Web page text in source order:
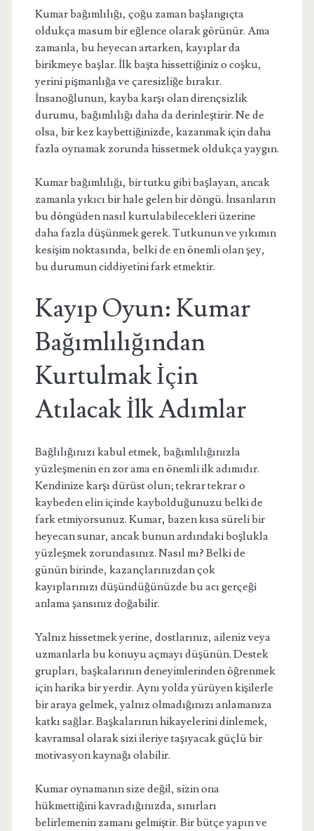
Kumar bağımlılığı, çoğu zaman başlangıçta
oldukça masum bir eğlence olarak görünür. Ama
zamanla, bu heyecan artarken, kayıplar da
birikmeye başlar. İlk başta hissettiğiniz o coşku,
yerini pişmanlığa ve çaresizliğe bırakır.
İnsanoğlunun, kayba karşı olan dirençsizlik
durumu, bağımlılığı daha da derinleştirir. Ne de
olsa, bir kez kaybettiğinizde, kazanmak için daha
fazla oynamak zorunda hissetmek oldukça yaygın.
Kumar bağımlılığı, bir tutku gibi başlayan, ancak
zamanla yıkıcı bir hale gelen bir döngü. İnsanların
bu döngüden nasıl kurtulabilecekleri üzerine
daha fazla düşünmek gerek. Tutkunun ve yıkımın
kesişim noktasında, belki de en önemli olan şey,
bu durumun ciddiyetini fark etmektir.
Kayıp Oyun: Kumar
Bağımlılığından
Kurtulmak İçin
Atılacak İlk Adımlar
Bağlılığınızı kabul etmek, bağımlılığınızla
yüzleşmenin en zor ama en önemli ilk adımıdır.
Kendinize karşı dürüst olun; tekrar tekrar o
kaybeden elin içinde kaybolduğunuzu belki de
fark etmiyorsunuz. Kumar, bazen kısa süreli bir
heyecan sunar, ancak bunun ardındaki boşlukla
yüzleşmek zorundasınız. Nasıl mı? Belki de
günün birinde, kazançlarınızdan çok
kayıplarınızı düşündüğünüzde bu acı gerçeği
anlama şansınız doğabilir.
Yalnız hissetmek yerine, dostlarınız, aileniz veya
uzmanlarla bu konuyu açmayı düşünün. Destek
grupları, başkalarının deneyimlerinden öğrenmek
için harika bir yerdir. Aynı yolda yürüyen kişilerle
bir araya gelmek, yalnız olmadığınızı anlamanıza
katkı sağlar. Başkalarının hikayelerini dinlemek,
kavramsal olarak sizi ileriye taşıyacak güçlü bir
motivasyon kaynağı olabilir.
Kumar oynamanın size değil, sizin ona
hükmettiğini kavradığınızda, sınırları
belirlemenin zamanı gelmiştir. Bir bütçe yapın ve